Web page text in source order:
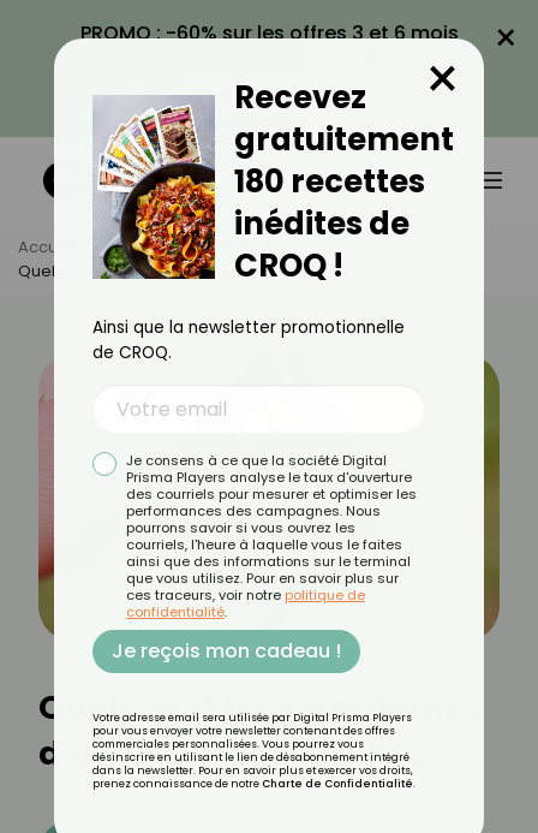
PROMO : -60% sur les offres 3 et 6 mois
VOIR LA PROMO
×
Accueil Actus
Bien-Être
Quels Sont Les Symptômes D’une Piqûre D’abeille ?
Quels sont les symptômes
d’une piqûre d’abeille ?
Recevez
gratuitement
180 recettes
inédites de
CROQ !
×
Ainsi que la newsletter promotionnelle
de CROQ.
Je consens à ce que la société Digital
Prisma Players analyse le taux d'ouverture
des courriels pour mesurer et optimiser les
performances des campagnes. Nous
pourrons savoir si vous ouvrez les
courriels, l'heure à laquelle vous le faites
ainsi que des informations sur le terminal
que vous utilisez. Pour en savoir plus sur
ces traceurs, voir notre politique de
confidentialité.
Je reçois mon cadeau !
Votre adresse email sera utilisée par Digital Prisma Players
pour vous envoyer votre newsletter contenant des offres
commerciales personnalisées. Vous pourrez vous
désinscrire en utilisant le lien de désabonnement intégré
dans la newsletter. Pour en savoir plus et exercer vos droits,
prenez connaissance de notre Charte de Confidentialité.